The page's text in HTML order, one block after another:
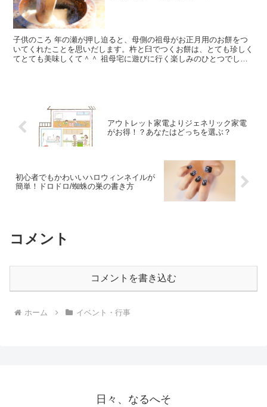
子供のころ 年の瀬が押し迫ると、母側の祖母がお正月用のお餅をつ
いてくれたことを思いだします。杵と臼でつくお餅は、とても珍しく
てとても美味しくて＾＾ 祖母宅に遊びに行く楽しみのひとつでした
アウトレット家電よりジェネリック家電
がお得！？あなたはどっちを選ぶ？
初心者でもかわいいハロウィンネイルが
簡単！ドロドロ/蜘蛛の巣の書き方
コメント
コメントを書き込む
ホーム イベント・行事
日々、なるへそ